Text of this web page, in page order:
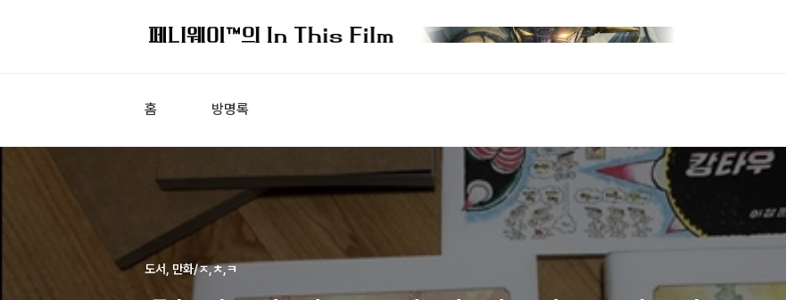
홈 방명록
도서, 만화/ㅈ,ㅊ,ㅋ